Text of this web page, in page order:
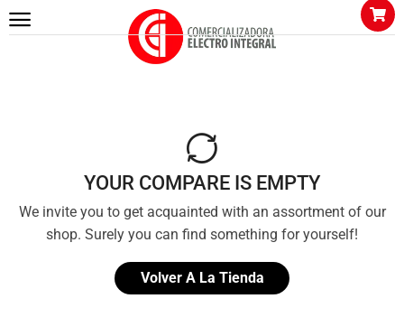
YOUR COMPARE IS EMPTY
We invite you to get acquainted with an assortment of our
shop. Surely you can find something for yourself!
Volver A La Tienda